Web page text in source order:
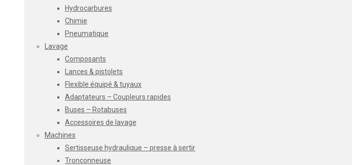
Hydrocarbures
Chimie
Pneumatique
Lavage
Composants
Lances & pistolets
Flexible équipé & tuyaux
Adaptateurs – Coupleurs rapides
Buses – Rotabuses
Accessoires de lavage
Machines
Sertisseuse hydraulique – presse à sertir
Tronçonneuse